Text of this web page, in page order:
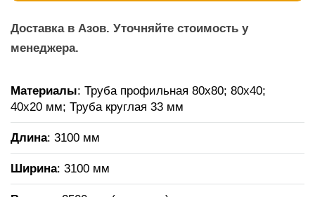
Доставка в Азов. Уточняйте стоимость у
менеджера.
Материалы: Труба профильная 80х80; 80х40;
40х20 мм; Труба круглая 33 мм
Длина: 3100 мм
Ширина: 3100 мм